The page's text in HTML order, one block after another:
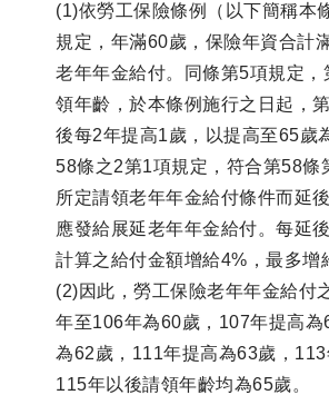
(1)依勞工保險條例（以下簡稱本
規定，年滿60歲，保險年資合計
老年年金給付。同條第5項規定
領年齡，於本條例施行之日起，
後每2年提高1歲，以提高至65歲
58條之2第1項規定，符合第58條
所定請領老年年金給付條件而延
應發給展延老年年金給付。每延
計算之給付金額增給4%，最多增
(2)因此，勞工保險老年年金給付
年至106年為60歲，107年提高
為62歲，111年提高為63歲，113
115年以後請領年齡均為65歲。